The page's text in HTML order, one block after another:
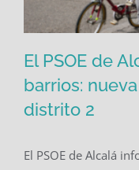
barrios:
El PSOE de
barrios:
distrito 2
El PSOE de Alcalá